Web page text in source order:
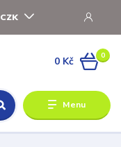
Menu
CZK
0
0 Kč